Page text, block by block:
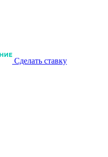
Сделать ставку